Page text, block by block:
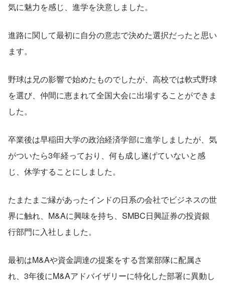
気に魅力を感じ、進学を決意しました。
進路に関して最初に自分の意志で決めた選択だったと思い
ます。
野球は兄の影響で始めたものでしたが、高校では軟式野球
を選び、仲間に恵まれて全国大会に出場することができま
した。
卒業後は早稲田大学の政治経済学部に進学しましたが、気
がついたら3年経っており、何も成し遂げていないと感
じ、休学することにしました。
たまたまご縁があったインドの日系の会社でビジネスの世
界に触れ、M&Aに興味を持ち、SMBC日興証券の投資銀
行部門に入社しました。
最初はM&Aや資金調達の提案をする営業部隊に配属さ
れ、3年後にM&Aアドバイザリーに特化した部署に異動し